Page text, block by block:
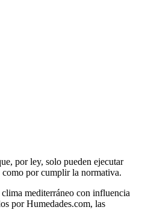
por ley, solo pueden ejecutar
como por cumplir la normativa.
mediterráneo con influencia
por Humedades.com, las